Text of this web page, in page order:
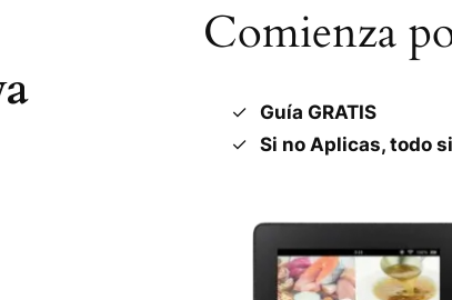
Comienza
Guía GRATIS
Si no Aplicas, todo